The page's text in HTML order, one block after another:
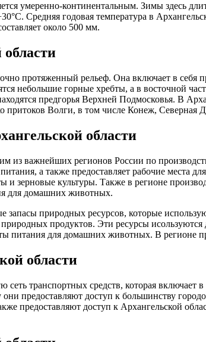
умеренно-континентальным. Зимы здесь
Средняя годовая температура в
около 500 мм.
протяженный рельеф. Она включает в
небольшие горные хребты, а в восточной
предгорья Верхней Подмосковья. В
притоков Волги, в том числе Конеж, Северная
области
из важнейших регионов России по
а также предоставляет рабочие места
зерновые культуры. Также в регионе
для домашних животных.
запасы природных ресурсов, которые
продуктов. Эти ресурсы
питания для домашних животных. В регионе
области
сеть транспортных средств, которая
они предоставляют доступ к большинству
предоставляют доступ к Архангельской